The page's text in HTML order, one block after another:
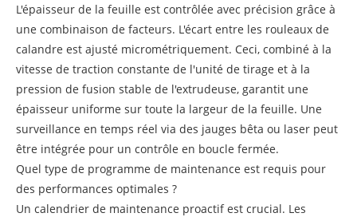
L'épaisseur de la feuille est contrôlée avec précision grâce à
une combinaison de facteurs. L'écart entre les rouleaux de
calandre est ajusté micrométriquement. Ceci, combiné à la
vitesse de traction constante de l'unité de tirage et à la
pression de fusion stable de l'extrudeuse, garantit une
épaisseur uniforme sur toute la largeur de la feuille. Une
surveillance en temps réel via des jauges bêta ou laser peut
être intégrée pour un contrôle en boucle fermée.
Quel type de programme de maintenance est requis pour
des performances optimales ?
Un calendrier de maintenance proactif est crucial. Les